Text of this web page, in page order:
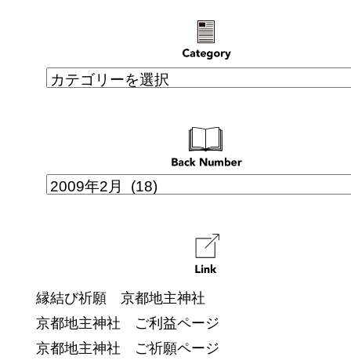
縁結び祈願 京都地主神社
京都地主神社 ご利益ページ
京都地主神社 ご祈願ページ